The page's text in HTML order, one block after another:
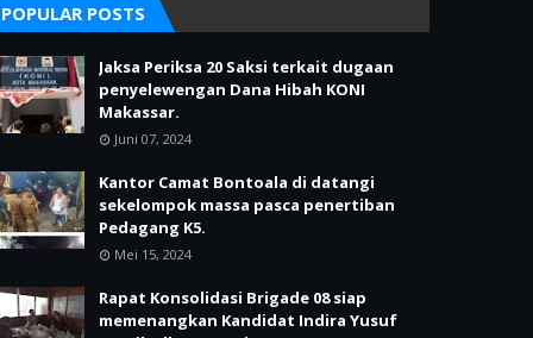
POPULAR POSTS
Jaksa Periksa 20 Saksi terkait dugaan
penyelewengan Dana Hibah KONI
Makassar.
Juni 07, 2024
Kantor Camat Bontoala di datangi
sekelompok massa pasca penertiban
Pedagang K5.
Mei 15, 2024
Rapat Konsolidasi Brigade 08 siap
memenangkan Kandidat Indira Yusuf